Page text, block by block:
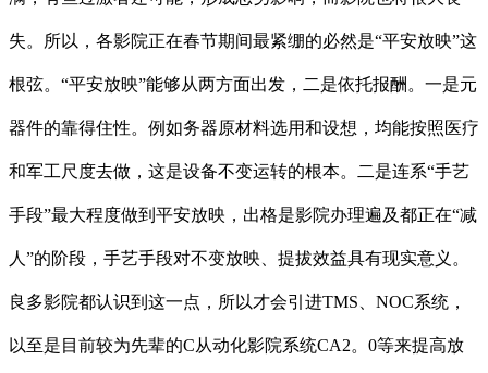
失。所以，各影院正在春节期间最紧绷的必然是“平安放映”这
根弦。“平安放映”能够从两方面出发，二是依托报酬。一是元
器件的靠得住性。例如务器原材料选用和设想，均能按照医疗
和军工尺度去做，这是设备不变运转的根本。二是连系“手艺
手段”最大程度做到平安放映，出格是影院办理遍及都正在“减
人”的阶段，手艺手段对不变放映、提拔效益具有现实意义。
良多影院都认识到这一点，所以才会引进TMS、NOC系统，
以至是目前较为先辈的C从动化影院系统CA2。0等来提高放